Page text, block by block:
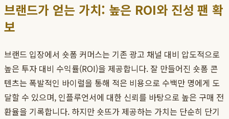
브랜드가 얻는 가치: 높은 ROI와 진성 팬 확
보
브랜드 입장에서 숏폼 커머스는 기존 광고 채널 대비 압도적으로
높은 투자 대비 수익률(ROI)을 제공합니다. 잘 만들어진 숏폼 콘
텐츠는 폭발적인 바이럴을 통해 적은 비용으로 수백만 명에게 도
달할 수 있으며, 인플루언서에 대한 신뢰를 바탕으로 높은 구매 전
환율을 기록합니다. 하지만 숏뜨가 제공하는 가치는 단순히 단기